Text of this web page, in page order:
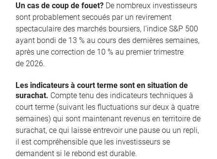
Un cas de coup de fouet? De nombreux investisseurs
sont probablement secoués par un revirement
spectaculaire des marchés boursiers, l’indice S&P 500
ayant bondi de 13 % au cours des dernières semaines,
après une correction de 10 % au premier trimestre
de 2026.
Les indicateurs à court terme sont en situation de
surachat. Compte tenu des indicateurs techniques à
court terme (suivant les fluctuations sur deux à quatre
semaines) qui sont maintenant revenus en territoire de
surachat, ce qui laisse entrevoir une pause ou un repli,
il est compréhensible que les investisseurs se
demandent si le rebond est durable.